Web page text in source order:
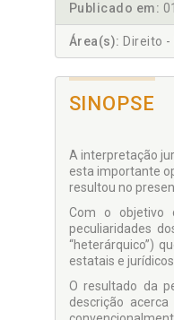
Publicado em:
Área(s): Direito
SINOPSE
A interpretação
esta importante
resultou no
Com o objetivo
peculiaridades
“heterárquico”)
estatais e
O resultado da
descrição